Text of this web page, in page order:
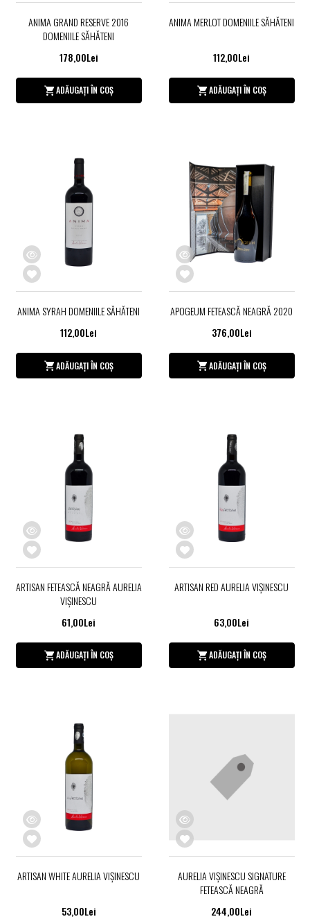
ANIMA GRAND RESERVE 2016
DOMENIILE SĂHĂTENI
178,00Lei
ADĂUGAȚI ÎN COȘ
ANIMA MERLOT DOMENIILE SĂHĂTENI
112,00Lei
ADĂUGAȚI ÎN COȘ
ANIMA SYRAH DOMENIILE SĂHĂTENI
112,00Lei
ADĂUGAȚI ÎN COȘ
APOGEUM FETEASCĂ NEAGRĂ 2020
376,00Lei
ADĂUGAȚI ÎN COȘ
ARTISAN FETEASCĂ NEAGRĂ AURELIA
VIŞINESCU
61,00Lei
ADĂUGAȚI ÎN COȘ
ARTISAN RED AURELIA VIŞINESCU
63,00Lei
ADĂUGAȚI ÎN COȘ
ARTISAN WHITE AURELIA VIŞINESCU
53,00Lei
AURELIA VIŞINESCU SIGNATURE
FETEASCĂ NEAGRĂ
244,00Lei